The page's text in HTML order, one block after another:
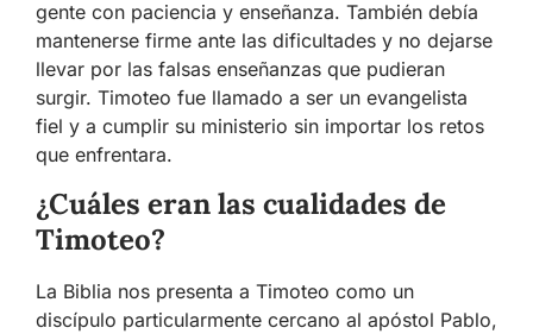
gente con paciencia y enseñanza. También debía
mantenerse firme ante las dificultades y no dejarse
llevar por las falsas enseñanzas que pudieran
surgir. Timoteo fue llamado a ser un evangelista
fiel y a cumplir su ministerio sin importar los retos
que enfrentara.
¿Cuáles eran las cualidades de
Timoteo?
La Biblia nos presenta a Timoteo como un
discípulo particularmente cercano al apóstol Pablo,